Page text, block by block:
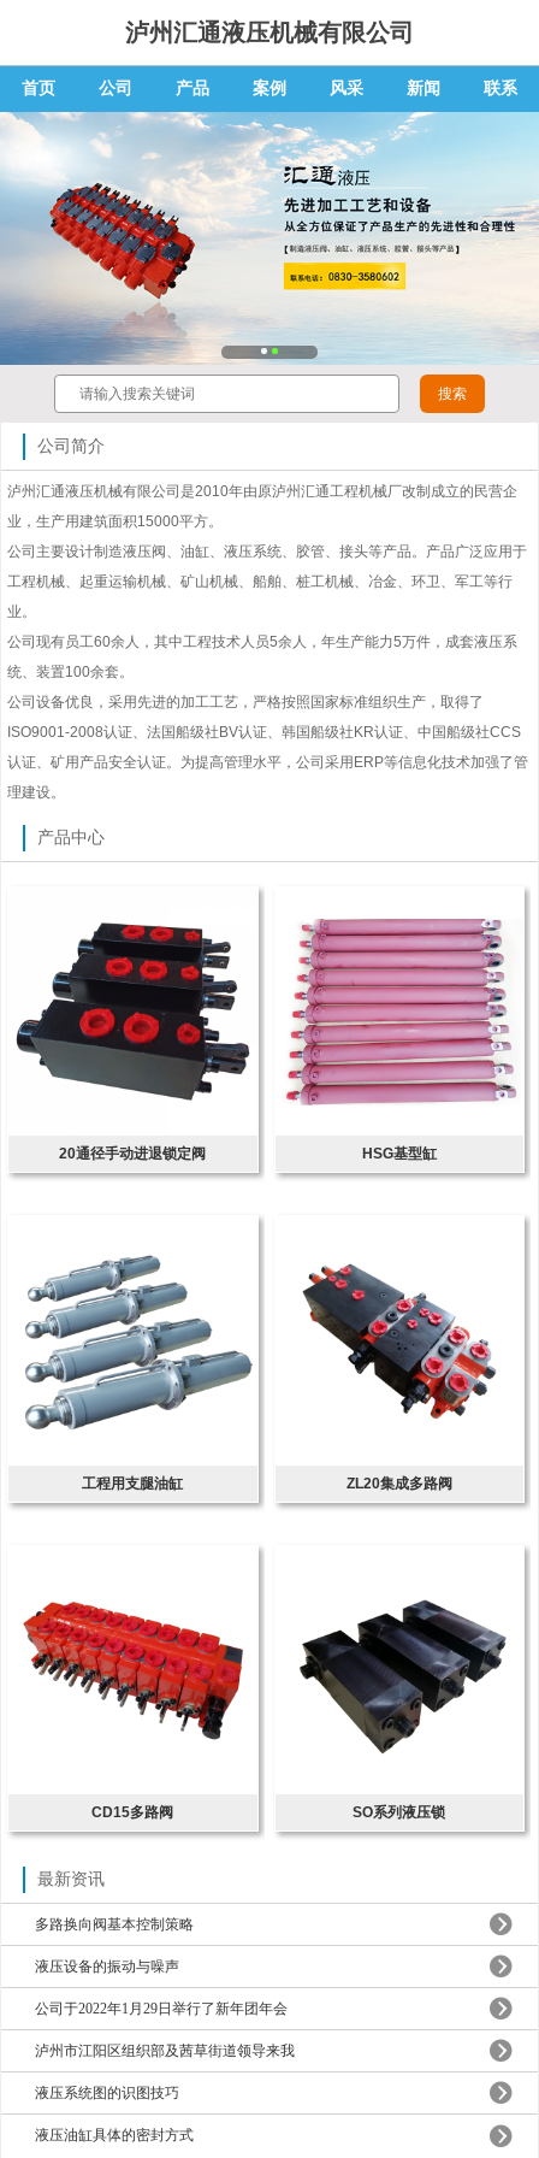
泸州汇通液压机械有限公司
首页 公司 产品 案例 风采 新闻 联系
公司简介
泸州汇通液压机械有限公司是2010年由原泸州汇通工程机械厂改制成立的民营企
业，生产用建筑面积15000平方。
公司主要设计制造液压阀、油缸、液压系统、胶管、接头等产品。产品广泛应用于
工程机械、起重运输机械、矿山机械、船舶、桩工机械、冶金、环卫、军工等行
业。
公司现有员工60余人，其中工程技术人员5余人，年生产能力5万件，成套液压系
统、装置100余套。
公司设备优良，采用先进的加工工艺，严格按照国家标准组织生产，取得了
ISO9001-2008认证、法国船级社BV认证、韩国船级社KR认证、中国船级社CCS
认证、矿用产品安全认证。为提高管理水平，公司采用ERP等信息化技术加强了管
理建设。
产品中心
20通径手动进退锁定阀 HSG基型缸
工程用支腿油缸 ZL20集成多路阀
CD15多路阀 SO系列液压锁
最新资讯
多路换向阀基本控制策略
液压设备的振动与噪声
公司于2022年1月29日举行了新年团年会
泸州市江阳区组织部及茜草街道领导来我
液压系统图的识图技巧
液压油缸具体的密封方式